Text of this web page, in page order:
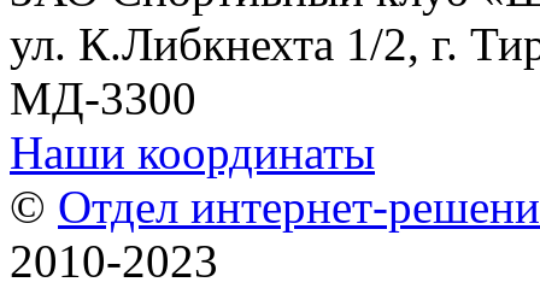
ул. К.Либкнехта 1/2, г.
МД-3300
Наши координаты
© Отдел интернет-
2010-2023